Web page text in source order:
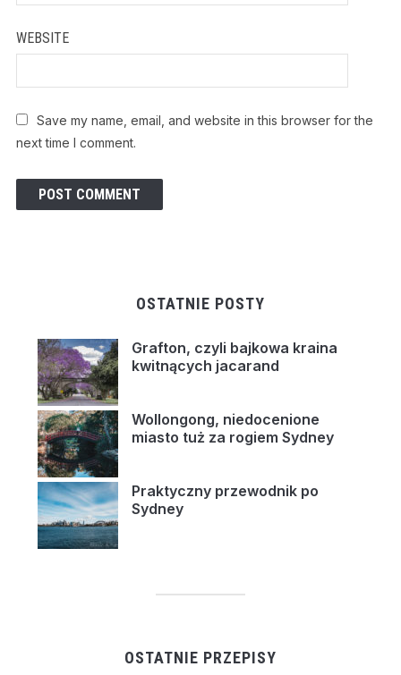
WEBSITE
Save my name, email, and website in this browser for the
next time I comment.
OSTATNIE POSTY
Grafton, czyli bajkowa kraina
kwitnących jacarand
Wollongong, niedocenione
miasto tuż za rogiem Sydney
Praktyczny przewodnik po
Sydney
OSTATNIE PRZEPISY